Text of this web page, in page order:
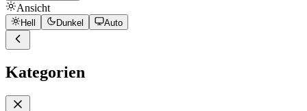
Ansicht
Hell Dunkel Auto
Kategorien